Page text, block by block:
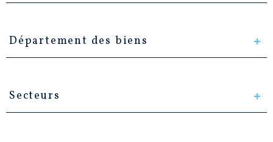
des
biens
Département des biens
Secteurs